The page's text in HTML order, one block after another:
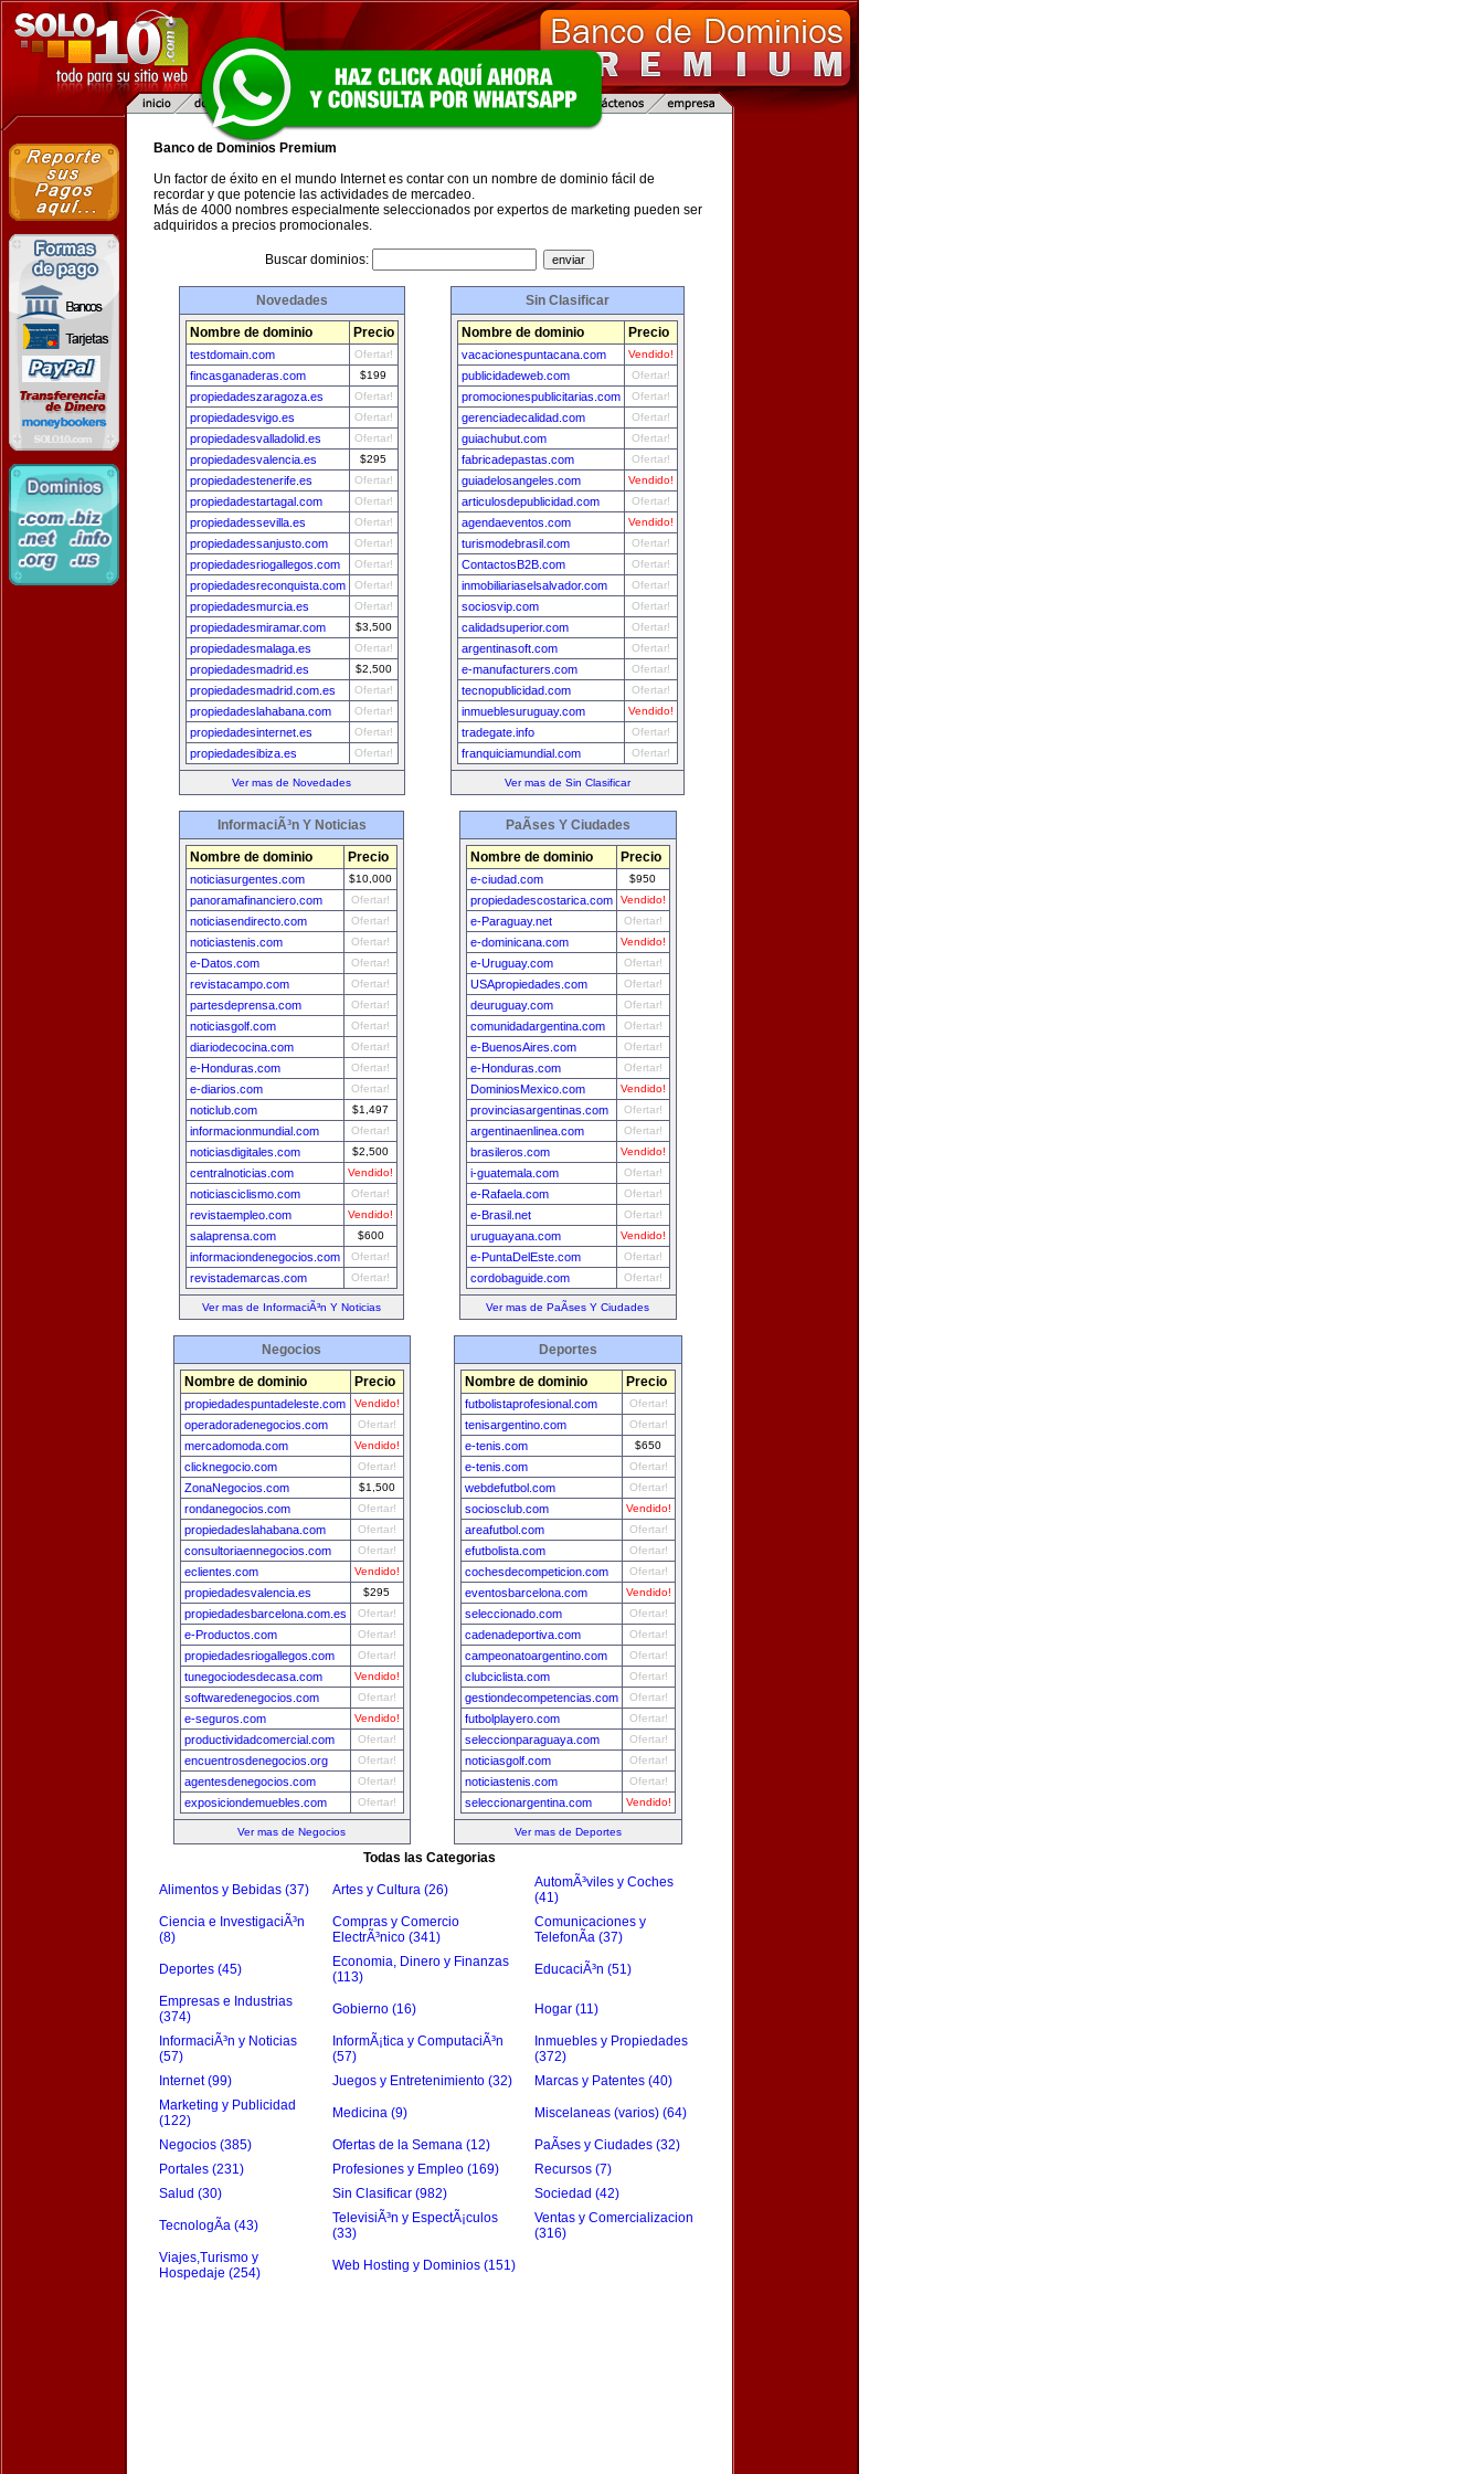
Banco de Dominios Premium
Un factor de éxito en el mundo Internet es contar con un nombre de dominio fácil de
recordar y que potencie las actividades de mercadeo.
Más de 4000 nombres especialmente seleccionados por expertos de marketing pueden ser
adquiridos a precios promocionales.
Buscar dominios:
Novedades
Nombre de dominio Precio
testdomain.com Ofertar!
fincasganaderas.com $199
propiedadeszaragoza.es Ofertar!
propiedadesvigo.es Ofertar!
propiedadesvalladolid.es Ofertar!
propiedadesvalencia.es $295
propiedadestenerife.es Ofertar!
propiedadestartagal.com Ofertar!
propiedadessevilla.es Ofertar!
propiedadessanjusto.com Ofertar!
propiedadesriogallegos.com Ofertar!
propiedadesreconquista.com Ofertar!
propiedadesmurcia.es Ofertar!
propiedadesmiramar.com $3,500
propiedadesmalaga.es Ofertar!
propiedadesmadrid.es $2,500
propiedadesmadrid.com.es Ofertar!
propiedadeslahabana.com Ofertar!
propiedadesinternet.es Ofertar!
propiedadesibiza.es Ofertar!
Ver mas de Novedades
Sin Clasificar
Nombre de dominio Precio
vacacionespuntacana.com Vendido!
publicidadeweb.com Ofertar!
promocionespublicitarias.com Ofertar!
gerenciadecalidad.com Ofertar!
guiachubut.com Ofertar!
fabricadepastas.com Ofertar!
guiadelosangeles.com Vendido!
articulosdepublicidad.com Ofertar!
agendaeventos.com Vendido!
turismodebrasil.com Ofertar!
ContactosB2B.com Ofertar!
inmobiliariaselsalvador.com Ofertar!
sociosvip.com Ofertar!
calidadsuperior.com Ofertar!
argentinasoft.com Ofertar!
e-manufacturers.com Ofertar!
tecnopublicidad.com Ofertar!
inmueblesuruguay.com Vendido!
tradegate.info Ofertar!
franquiciamundial.com Ofertar!
Ver mas de Sin Clasificar
InformaciÃ³n Y Noticias
Nombre de dominio Precio
noticiasurgentes.com $10,000
panoramafinanciero.com Ofertar!
noticiasendirecto.com Ofertar!
noticiastenis.com Ofertar!
e-Datos.com Ofertar!
revistacampo.com Ofertar!
partesdeprensa.com Ofertar!
noticiasgolf.com Ofertar!
diariodecocina.com Ofertar!
e-Honduras.com Ofertar!
e-diarios.com Ofertar!
noticlub.com $1,497
informacionmundial.com Ofertar!
noticiasdigitales.com $2,500
centralnoticias.com Vendido!
noticiasciclismo.com Ofertar!
revistaempleo.com Vendido!
salaprensa.com $600
informaciondenegocios.com Ofertar!
revistademarcas.com Ofertar!
Ver mas de InformaciÃ³n Y Noticias
PaÃ­ses Y Ciudades
Nombre de dominio Precio
e-ciudad.com $950
propiedadescostarica.com Vendido!
e-Paraguay.net Ofertar!
e-dominicana.com Vendido!
e-Uruguay.com Ofertar!
USApropiedades.com Ofertar!
deuruguay.com Ofertar!
comunidadargentina.com Ofertar!
e-BuenosAires.com Ofertar!
e-Honduras.com Ofertar!
DominiosMexico.com Vendido!
provinciasargentinas.com Ofertar!
argentinaenlinea.com Ofertar!
brasileros.com Vendido!
i-guatemala.com Ofertar!
e-Rafaela.com Ofertar!
e-Brasil.net Ofertar!
uruguayana.com Vendido!
e-PuntaDelEste.com Ofertar!
cordobaguide.com Ofertar!
Ver mas de PaÃ­ses Y Ciudades
Negocios
Nombre de dominio Precio
propiedadespuntadeleste.com Vendido!
operadoradenegocios.com Ofertar!
mercadomoda.com Vendido!
clicknegocio.com Ofertar!
ZonaNegocios.com $1,500
rondanegocios.com Ofertar!
propiedadeslahabana.com Ofertar!
consultoriaennegocios.com Ofertar!
eclientes.com Vendido!
propiedadesvalencia.es $295
propiedadesbarcelona.com.es Ofertar!
e-Productos.com Ofertar!
propiedadesriogallegos.com Ofertar!
tunegociodesdecasa.com Vendido!
softwaredenegocios.com Ofertar!
e-seguros.com Vendido!
productividadcomercial.com Ofertar!
encuentrosdenegocios.org Ofertar!
agentesdenegocios.com Ofertar!
exposiciondemuebles.com Ofertar!
Ver mas de Negocios
Deportes
Nombre de dominio Precio
futbolistaprofesional.com Ofertar!
tenisargentino.com Ofertar!
e-tenis.com $650
e-tenis.com Ofertar!
webdefutbol.com Ofertar!
sociosclub.com Vendido!
areafutbol.com Ofertar!
efutbolista.com Ofertar!
cochesdecompeticion.com Ofertar!
eventosbarcelona.com Vendido!
seleccionado.com Ofertar!
cadenadeportiva.com Ofertar!
campeonatoargentino.com Ofertar!
clubciclista.com Ofertar!
gestiondecompetencias.com Ofertar!
futbolplayero.com Ofertar!
seleccionparaguaya.com Ofertar!
noticiasgolf.com Ofertar!
noticiastenis.com Ofertar!
seleccionargentina.com Vendido!
Ver mas de Deportes
Todas las Categorias
Alimentos y Bebidas (37) Artes y Cultura (26)
AutomÃ³viles y Coches
(41)
Ciencia e InvestigaciÃ³n
(8)
Compras y Comercio
ElectrÃ³nico (341)
Comunicaciones y
TelefonÃ­a (37)
Deportes (45)
Economia, Dinero y Finanzas
(113)
EducaciÃ³n (51)
Empresas e Industrias
(374)
Gobierno (16) Hogar (11)
InformaciÃ³n y Noticias
(57)
InformÃ¡tica y ComputaciÃ³n
(57)
Inmuebles y Propiedades
(372)
Internet (99)
Juegos y Entretenimiento (32)
Marcas y Patentes (40)
Marketing y Publicidad
(122)
Medicina (9) Miscelaneas (varios) (64)
Negocios (385) Ofertas de la Semana (12)
PaÃ­ses y Ciudades (32)
Portales (231)
Profesiones y Empleo (169)
Recursos (7)
Salud (30)
Sin Clasificar (982) Sociedad (42)
TecnologÃ­a (43)
TelevisiÃ³n y EspectÃ¡culos
(33)
Ventas y Comercializacion
(316)
Viajes,Turismo y
Hospedaje (254)
Web Hosting y Dominios (151)